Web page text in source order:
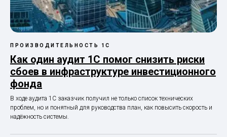
ПРОИЗВОДИТЕЛЬНОСТЬ 1С
Как один аудит 1С помог снизить риски
сбоев в инфраструктуре инвестиционного
фонда
В ходе аудита 1С заказчик получил не только список технических
проблем, но и понятный для руководства план, как повысить скорость и
надёжность системы.